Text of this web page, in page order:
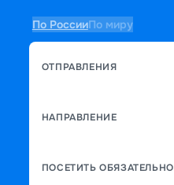
По РоссииПо миру
ОТПРАВЛЕНИЯ
НАПРАВЛЕНИЕ
ПОСЕТИТЬ ОБЯЗАТЕЛЬНО